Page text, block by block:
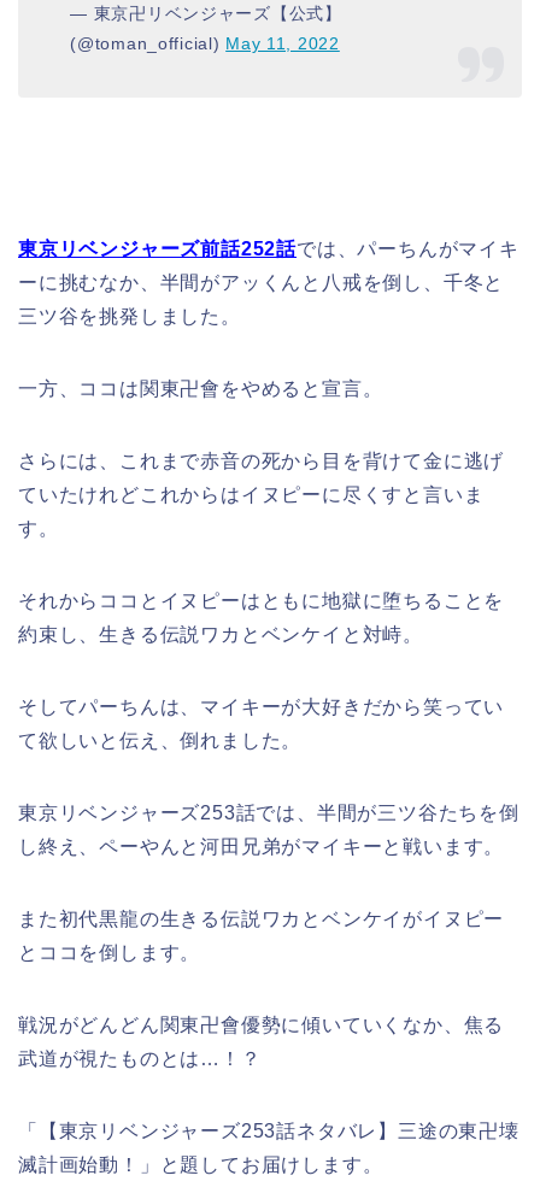
— 東京卍リベンジャーズ【公式】
(@toman_official) May 11, 2022
東京リベンジャーズ前話252話では、パーちんがマイキ
ーに挑むなか、半間がアッくんと八戒を倒し、千冬と
三ツ谷を挑発しました。
一方、ココは関東卍會をやめると宣言。
さらには、これまで赤音の死から目を背けて金に逃げ
ていたけれどこれからはイヌピーに尽くすと言いま
す。
それからココとイヌピーはともに地獄に堕ちることを
約束し、生きる伝説ワカとベンケイと対峙。
そしてパーちんは、マイキーが大好きだから笑ってい
て欲しいと伝え、倒れました。
東京リベンジャーズ253話では、半間が三ツ谷たちを倒
し終え、ペーやんと河田兄弟がマイキーと戦います。
また初代黒龍の生きる伝説ワカとベンケイがイヌピー
とココを倒します。
戦況がどんどん関東卍會優勢に傾いていくなか、焦る
武道が視たものとは…！？
「【東京リベンジャーズ253話ネタバレ】三途の東卍壊
滅計画始動！」と題してお届けします。